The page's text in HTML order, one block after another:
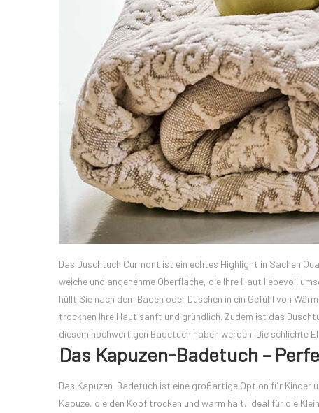
Das Duschtuch Curmont ist ein echtes Highlight in Sachen
weiche und angenehme Oberfläche, die Ihre Haut liebevoll
hüllt Sie nach dem Baden oder Duschen in ein Gefühl von
trocknen Ihre Haut sanft und gründlich. Zudem ist das
diesem hochwertigen Badetuch haben werden. Die schlichte
Das Kapuzen-Badetuch –
Das Kapuzen-Badetuch ist eine großartige Option für Kinder
Kapuze, die den Kopf trocken und warm hält, ideal für die